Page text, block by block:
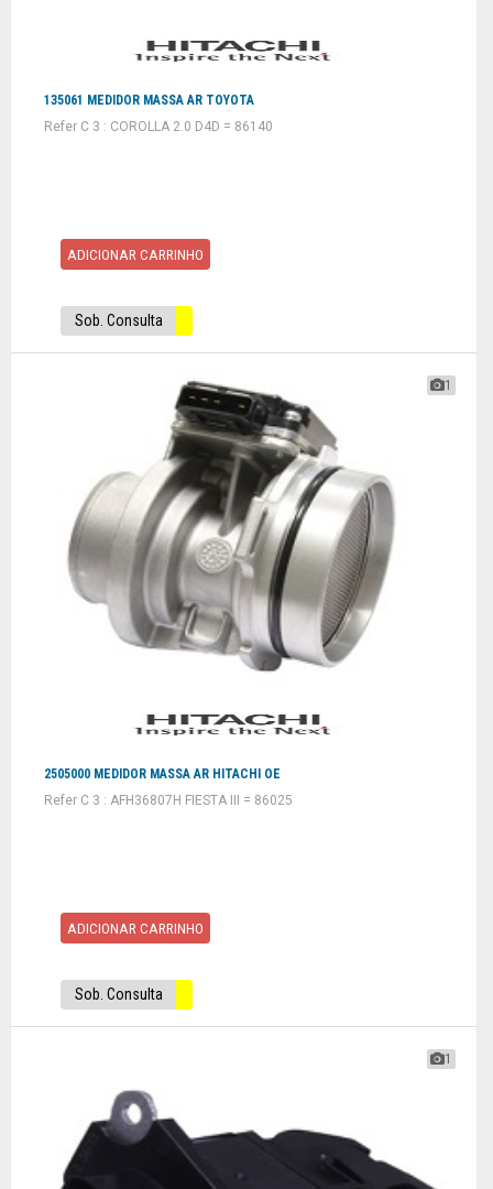
135061 MEDIDOR MASSA AR TOYOTA
Refer C 3 : COROLLA 2.0 D4D = 86140
ADICIONAR CARRINHO
Sob. Consulta
1
2505000 MEDIDOR MASSA AR HITACHI OE
Refer C 3 : AFH36807H FIESTA III = 86025
ADICIONAR CARRINHO
Sob. Consulta
1